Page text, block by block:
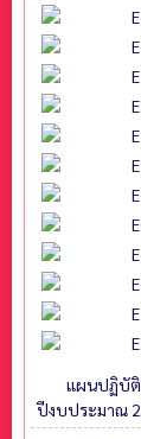
แผนปฏิบัติ
ปีงบประมาณ